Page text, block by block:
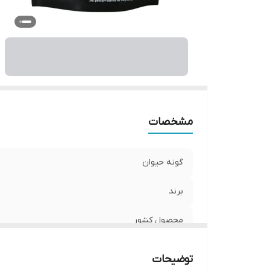
مشخصات
گونه حیوان
برند
محصول کشور
توضیحات